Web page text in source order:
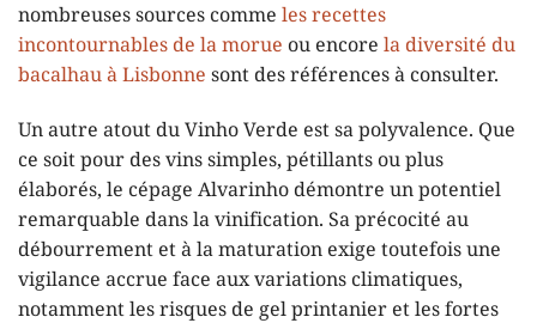
nombreuses sources comme les recettes
incontournables de la morue ou encore la diversité du
bacalhau à Lisbonne sont des références à consulter.
Un autre atout du Vinho Verde est sa polyvalence. Que
ce soit pour des vins simples, pétillants ou plus
élaborés, le cépage Alvarinho démontre un potentiel
remarquable dans la vinification. Sa précocité au
débourrement et à la maturation exige toutefois une
vigilance accrue face aux variations climatiques,
notamment les risques de gel printanier et les fortes